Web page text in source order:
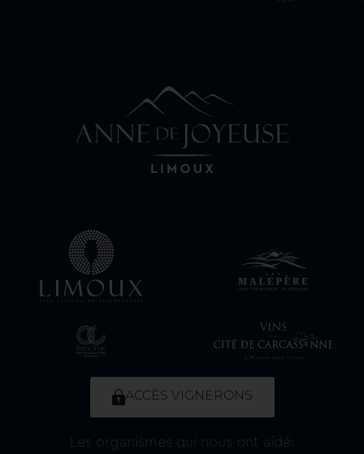
ACCÈS VIGNERONS
Les organismes qui nous ont aidé: